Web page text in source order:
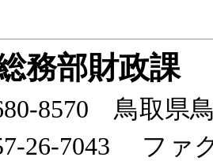
務部財政課
8570 鳥取県
26-7043
ファ